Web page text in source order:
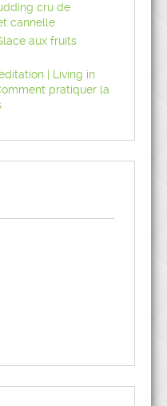
cru de
cannelle
aux fruits
| Living in
pratiquer la